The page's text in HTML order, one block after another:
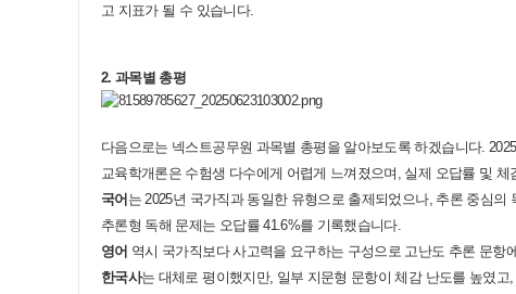
고 지표가 될 수 있습니다.
2. 과목별 총평
다음으로는 넥스트공무원 과목별 총평을 알아보도록 하겠습니다.
교육학개론은 수험생 다수에게 어렵게 느껴졌으며, 실제 오답률 및
국어 는 2025년 국가직과 동일한 유형으로 출제되었으나, 추론 중심
추론형 독해 문제는 오답률 41.6%를 기록했습니다.
영어 역시 국가직보다 사고력을 요구하는 구성으로 고난도 추론 문
한국사는 대체로 평이했지만, 일부 지문형 문항이 체감 난도를 높였